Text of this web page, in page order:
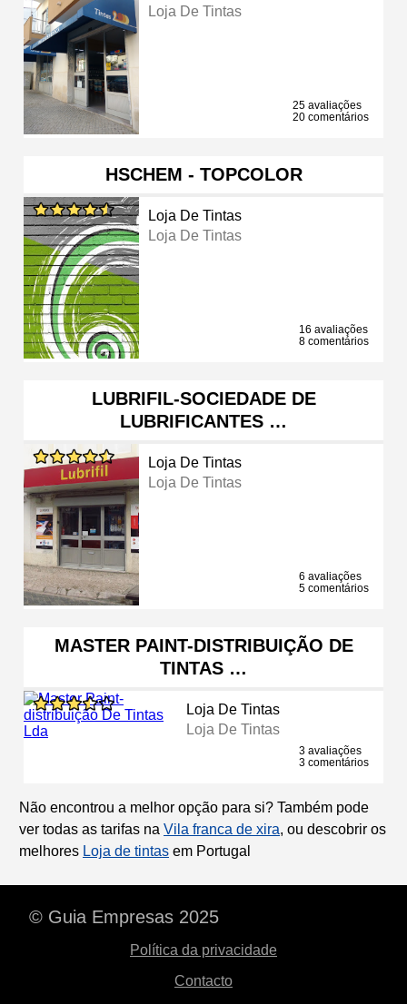
Loja De Tintas
25 avaliações
20 comentários
HSCHEM - TOPCOLOR
Loja De Tintas
Loja De Tintas
16 avaliações
8 comentários
LUBRIFIL-SOCIEDADE DE
LUBRIFICANTES …
Loja De Tintas
Loja De Tintas
6 avaliações
5 comentários
MASTER PAINT-DISTRIBUIÇÃO DE
TINTAS …
Loja De Tintas
Loja De Tintas
3 avaliações
3 comentários
Não encontrou a melhor opção para si? Também pode
ver todas as tarifas na Vila franca de xira, ou descobrir os
melhores Loja de tintas em Portugal
© Guia Empresas 2025
Política da privacidade
Contacto